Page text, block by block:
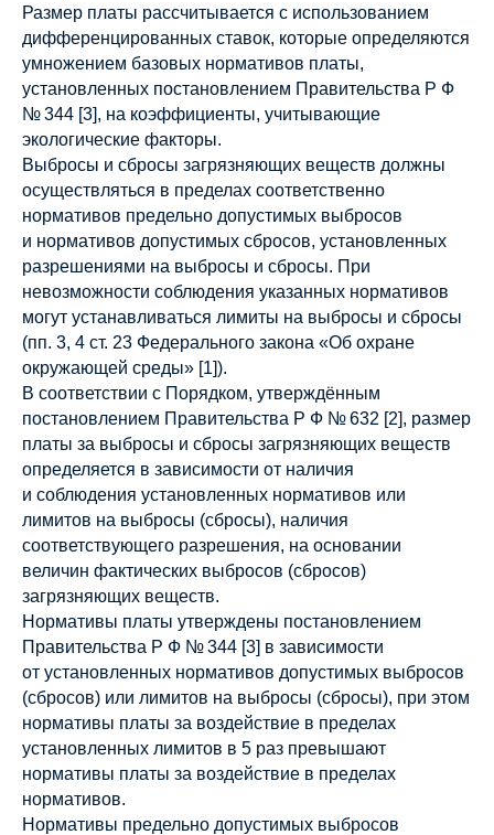
Размер платы рассчитывается с использованием
дифференцированных ставок, которые определяются
умножением базовых нормативов платы,
установленных постановлением Правительства Р Ф
№ 344 [3], на коэффициенты, учитывающие
экологические факторы.
Выбросы и сбросы загрязняющих веществ должны
осуществляться в пределах соответственно
нормативов предельно допустимых выбросов
и нормативов допустимых сбросов, установленных
разрешениями на выбросы и сбросы. При
невозможности соблюдения указанных нормативов
могут устанавливаться лимиты на выбросы и сбросы
(пп. 3, 4 ст. 23 Федерального закона «Об охране
окружающей среды» [1]).
В соответствии с Порядком, утверждённым
постановлением Правительства Р Ф № 632 [2], размер
платы за выбросы и сбросы загрязняющих веществ
определяется в зависимости от наличия
и соблюдения установленных нормативов или
лимитов на выбросы (сбросы), наличия
соответствующего разрешения, на основании
величин фактических выбросов (сбросов)
загрязняющих веществ.
Нормативы платы утверждены постановлением
Правительства Р Ф № 344 [3] в зависимости
от установленных нормативов допустимых выбросов
(сбросов) или лимитов на выбросы (сбросы), при этом
нормативы платы за воздействие в пределах
установленных лимитов в 5 раз превышают
нормативы платы за воздействие в пределах
нормативов.
Нормативы предельно допустимых выбросов